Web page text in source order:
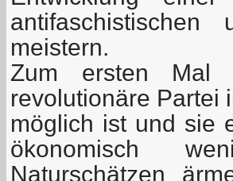
meistern.
Zum ersten Mal
revolutionäre Partei
möglich ist und sie
ökonomisch
Naturschätzen